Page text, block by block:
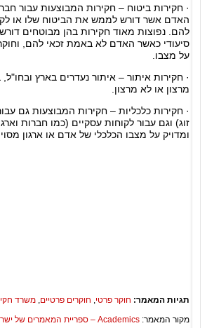
· חקירות ביטוח – חקירות המבוצעות עבור
האדם אשר דורש לממש את הביטוח שלו או
להם. נפוצות מאוד חקירות בהן מבוטחים
סיעודי כאשר האדם לא באמת זכאי להם,
על מצבו.
· חקירות איתור – איתור נעדרים בארץ
מרצון או לא מרצון.
· חקירות כלכליות – חקירות המבוצעות גם
זוג) וגם עבור לקוחות עסקיים (כמו חברות
ומדויק על מצבו הכלכלי של אדם או ארגון
תגיות המאמר: חוקר פרטי, חוקרים פרטיים, משרד
מקור המאמר: Academics – ספריית המאמרים של ישראל